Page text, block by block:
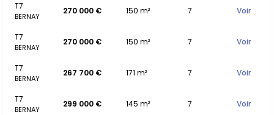
T7
BERNAY
270 000 € 150 m² 7 Voir
T7
BERNAY
270 000 € 150 m² 7 Voir
T7
BERNAY
267 700 € 171 m² 7 Voir
T7
BERNAY
299 000 € 145 m² 7 Voir